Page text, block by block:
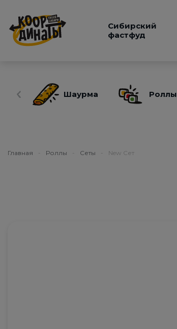
Сибирский
фастфуд
Шаурма Роллы
Главная - Роллы - Сеты - New Сет